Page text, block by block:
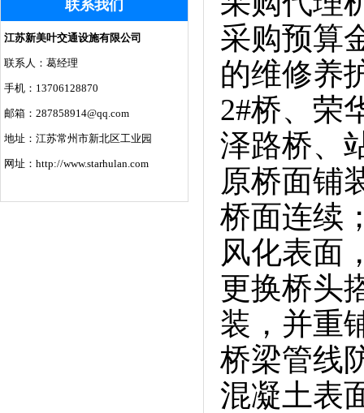
采购预算
的维修养
2#桥、荣
泽路桥、
原桥面铺
桥面连续
风化表面
更换桥头
装，并重
桥梁管线
混凝土表
联系我们
江苏新美叶交通设施有限公司
联系人：葛经理
手机：13706128870
邮箱：287858914@qq.com
地址：江苏常州市新北区工业园
网址：http://www.starhulan.com